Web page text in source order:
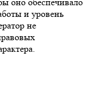
и уровень
не